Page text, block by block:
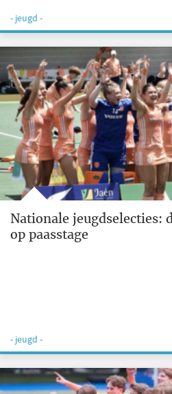
- jeugd -
Nationale jeugdselecties:
op paasstage
- jeugd -